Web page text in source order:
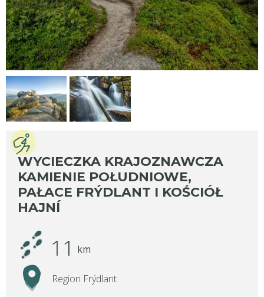
WYCIECZKA KRAJOZNAWCZA
KAMIENIE POŁUDNIOWE,
PAŁACE FRÝDLANT I KOŚCIÓŁ
HAJNÍ
11 km
Region Frýdlant